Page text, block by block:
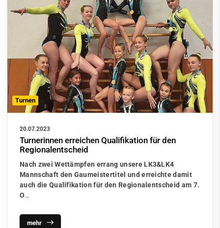
Turnen
20.07.2023
Turnerinnen erreichen Qualifikation für den
Regionalentscheid
Nach zwei Wettämpfen errang unsere LK3&LK4
Mannschaft den Gaumeistertitel und erreichte damit
auch die Qualifikation für den Regionalentscheid am 7.
O…
mehr